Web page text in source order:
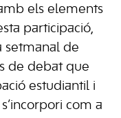
els elements
participació,
setmanal de
de debat que
estudiantil i
com a